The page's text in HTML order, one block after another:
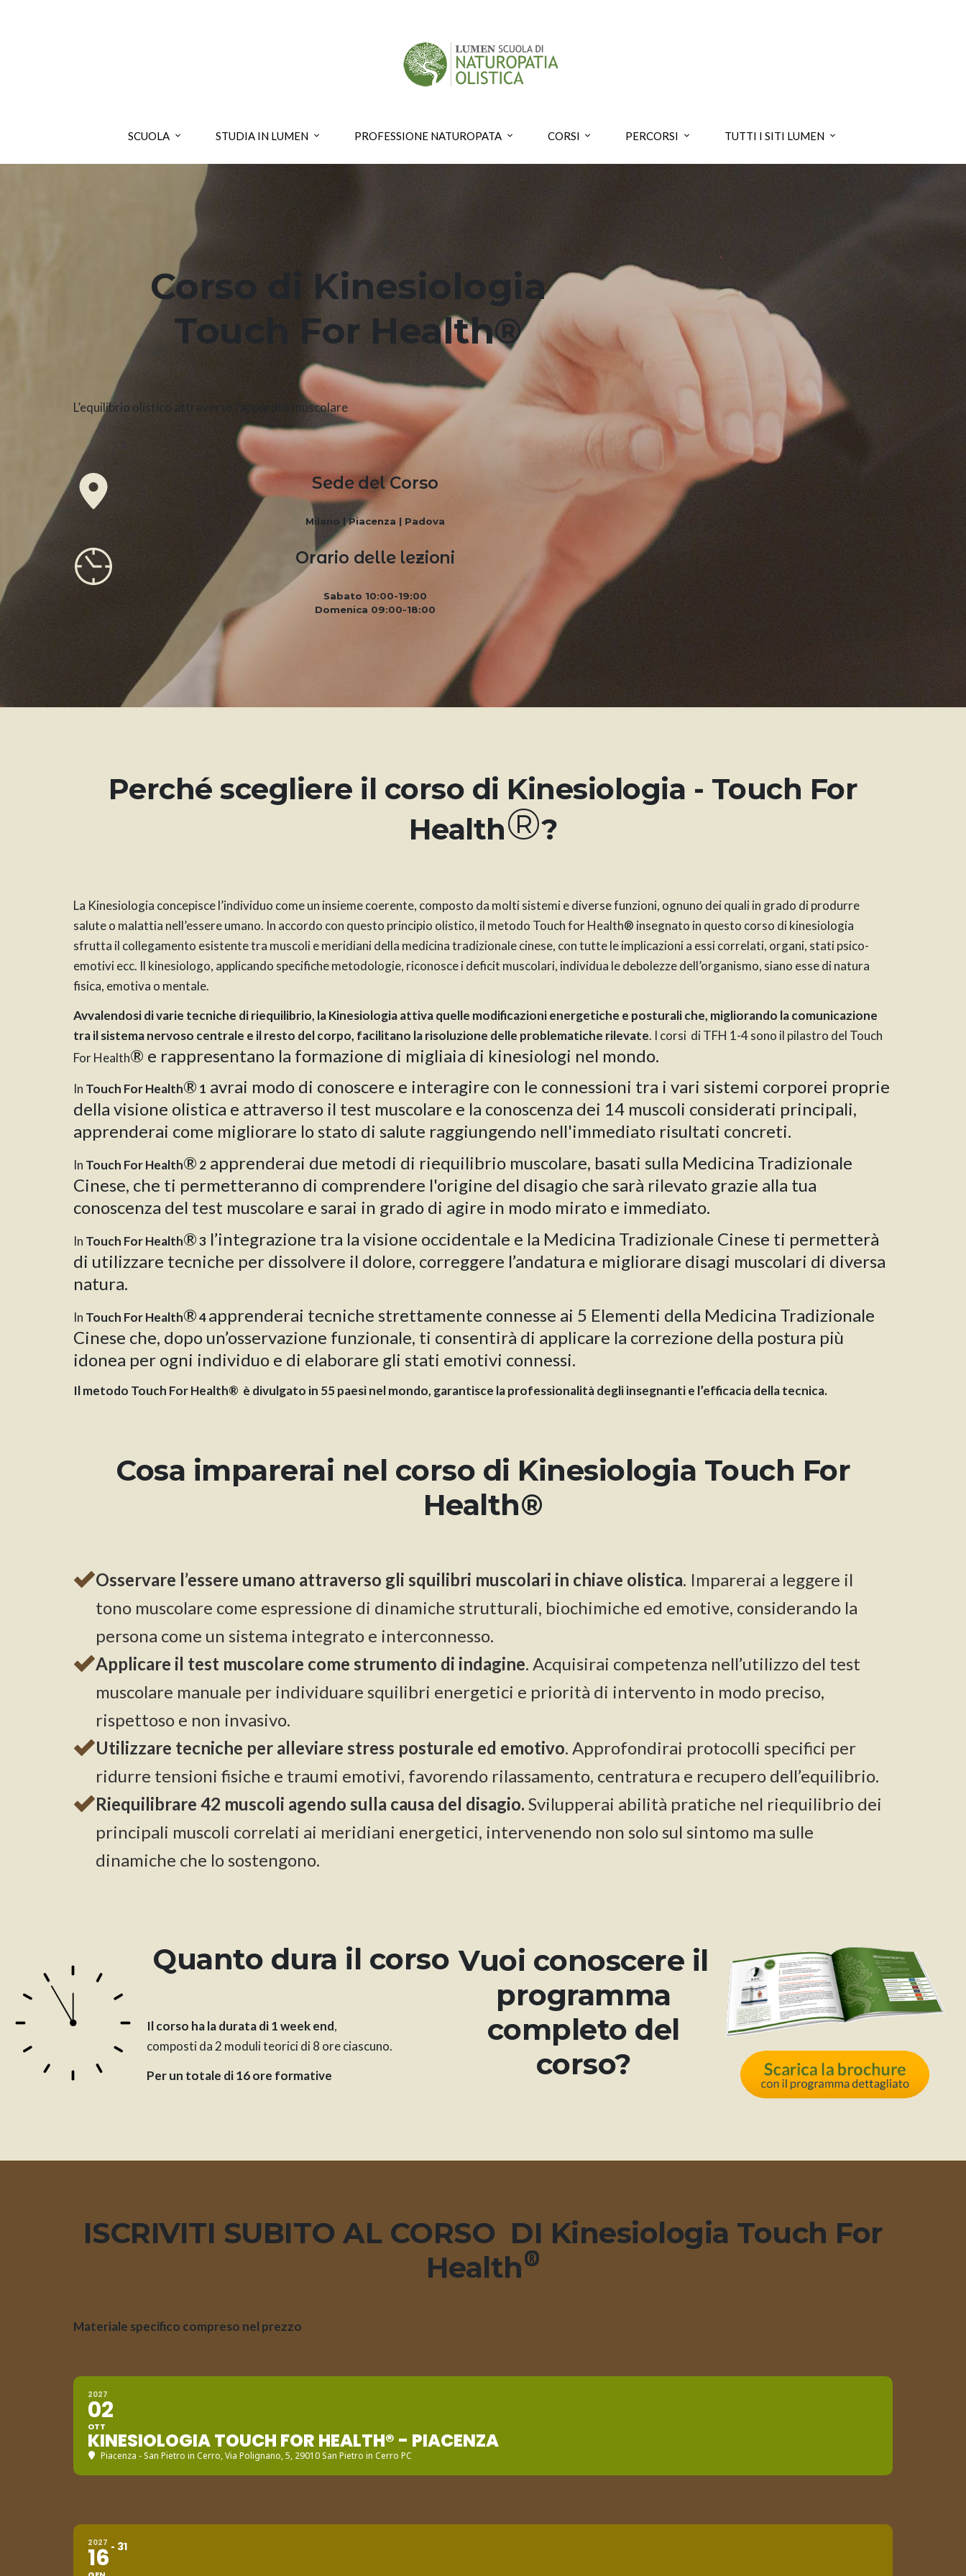
SCUOLA STUDIA IN LUMEN PROFESSIONE NATUROPATA CORSI PERCORSI TUTTI I SITI LUMEN
Corso di Kinesiologia
Touch For Health®
L’equilibrio olistico attraverso l’apparato muscolare
Sede del Corso
Milano | Piacenza | Padova
Orario delle lezioni
Sabato 10:00-19:00
Domenica 09:00-18:00
Perché scegliere il corso di Kinesiologia - Touch For
Health®?
La Kinesiologia concepisce l’individuo come un insieme coerente, composto da molti sistemi e diverse funzioni, ognuno dei quali in grado di produrre
salute o malattia nell’essere umano. In accordo con questo principio olistico, il metodo Touch for Health® insegnato in questo corso di kinesiologia
sfrutta il collegamento esistente tra muscoli e meridiani della medicina tradizionale cinese, con tutte le implicazioni a essi correlati, organi, stati psico-
emotivi ecc. Il kinesiologo, applicando specifiche metodologie, riconosce i deficit muscolari, individua le debolezze dell’organismo, siano esse di natura
fisica, emotiva o mentale.
Avvalendosi di varie tecniche di riequilibrio, la Kinesiologia attiva quelle modificazioni energetiche e posturali che, migliorando la comunicazione
tra il sistema nervoso centrale e il resto del corpo, facilitano la risoluzione delle problematiche rilevate. I corsi di TFH 1-4 sono il pilastro del Touch
For Health® e rappresentano la formazione di migliaia di kinesiologi nel mondo.
In Touch For Health® 1 avrai modo di conoscere e interagire con le connessioni tra i vari sistemi corporei proprie
della visione olistica e attraverso il test muscolare e la conoscenza dei 14 muscoli considerati principali,
apprenderai come migliorare lo stato di salute raggiungendo nell'immediato risultati concreti.
In Touch For Health® 2 apprenderai due metodi di riequilibrio muscolare, basati sulla Medicina Tradizionale
Cinese, che ti permetteranno di comprendere l'origine del disagio che sarà rilevato grazie alla tua
conoscenza del test muscolare e sarai in grado di agire in modo mirato e immediato.
In Touch For Health®3 l’integrazione tra la visione occidentale e la Medicina Tradizionale Cinese ti permetterà
di utilizzare tecniche per dissolvere il dolore, correggere l’andatura e migliorare disagi muscolari di diversa
natura.
In Touch For Health®4apprenderai tecniche strettamente connesse ai 5 Elementi della Medicina Tradizionale
Cinese che, dopo un’osservazione funzionale, ti consentirà di applicare la correzione della postura più
idonea per ogni individuo e di elaborare gli stati emotivi connessi.
Il metodo Touch For Health® è divulgato in 55 paesi nel mondo, garantisce la professionalità degli insegnanti e l’efficacia della tecnica.
Cosa imparerai nel corso di Kinesiologia Touch For
Health®
Osservare l’essere umano attraverso gli squilibri muscolari in chiave olistica. Imparerai a leggere il
tono muscolare come espressione di dinamiche strutturali, biochimiche ed emotive, considerando la
persona come un sistema integrato e interconnesso.
Applicare il test muscolare come strumento di indagine. Acquisirai competenza nell’utilizzo del test
muscolare manuale per individuare squilibri energetici e priorità di intervento in modo preciso,
rispettoso e non invasivo.
Utilizzare tecniche per alleviare stress posturale ed emotivo. Approfondirai protocolli specifici per
ridurre tensioni fisiche e traumi emotivi, favorendo rilassamento, centratura e recupero dell’equilibrio.
Riequilibrare 42 muscoli agendo sulla causa del disagio. Svilupperai abilità pratiche nel riequilibrio dei
principali muscoli correlati ai meridiani energetici, intervenendo non solo sul sintomo ma sulle
dinamiche che lo sostengono.
Quanto dura il corso
Il corso ha la durata di 1 week end,
composti da 2 moduli teorici di 8 ore ciascuno.
Per un totale di 16 ore formative
Vuoi conoscere il
programma
completo del
corso?
ISCRIVITI SUBITO AL CORSO DI Kinesiologia Touch For
Health®
Materiale specifico compreso nel prezzo
2027
02
OTT
KINESIOLOGIA TOUCH FOR HEALTH® - PIACENZA
Piacenza - San Pietro in Cerro, Via Polignano, 5, 29010 San Pietro in Cerro PC
2027
16 31